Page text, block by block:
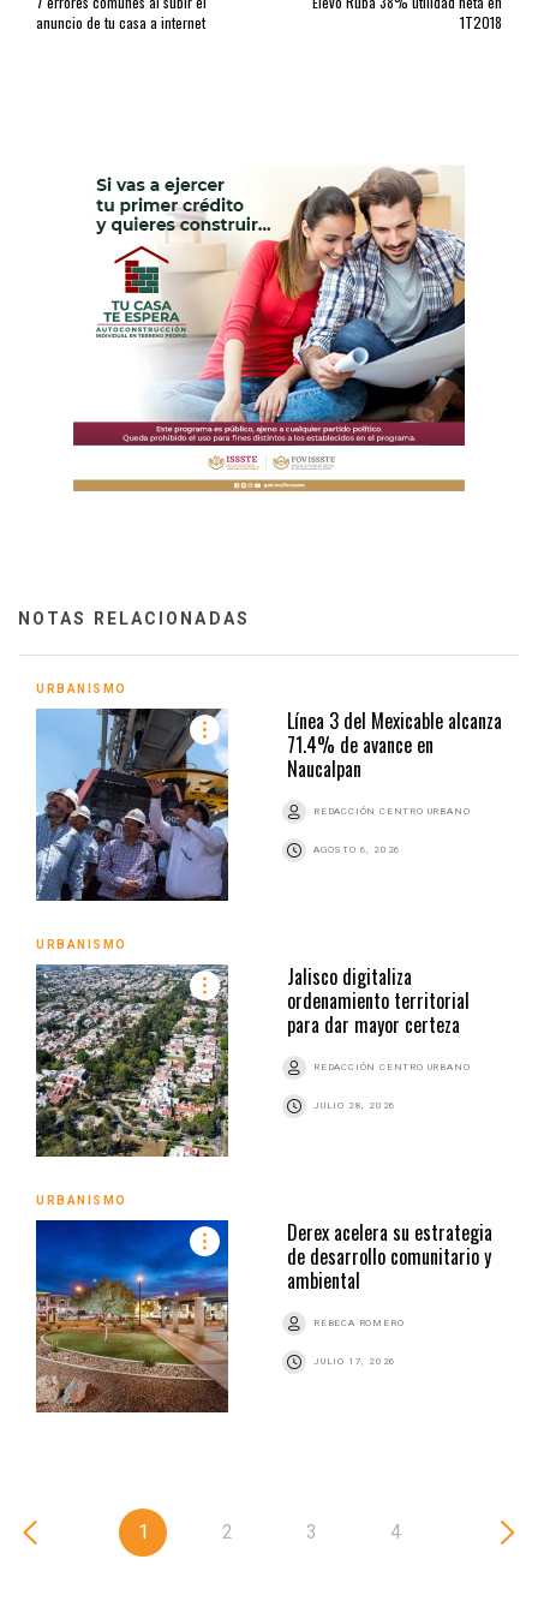
anuncio de tu casa a internet
1T2018
NOTAS RELACIONADAS
URBANISMO
Línea 3 del Mexicable alcanza
71.4% de avance en
Naucalpan
REDACCIÓN CENTRO URBANO
AGOSTO 6, 2026
URBANISMO
Jalisco digitaliza
ordenamiento territorial
para dar mayor certeza
REDACCIÓN CENTRO URBANO
JULIO 28, 2026
URBANISMO
Derex acelera su estrategia
de desarrollo comunitario y
ambiental
REBECA ROMERO
JULIO 17, 2026
1 2 3 4